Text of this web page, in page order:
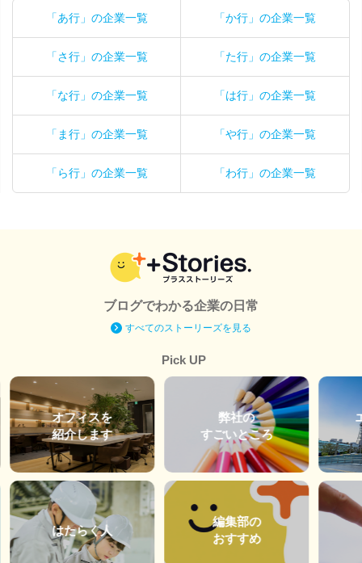
「あ行」の企業一覧 「か行」の企業一覧
「さ行」の企業一覧 「た行」の企業一覧
「な行」の企業一覧 「は行」の企業一覧
「ま行」の企業一覧 「や行」の企業一覧
「ら行」の企業一覧 「わ行」の企業一覧
ブログでわかる企業の日常
すべてのストーリーズを見る
Pick UP
オフィスを
紹介します
はたらく人
弊社の
すごいところ
編集部の
おすすめ